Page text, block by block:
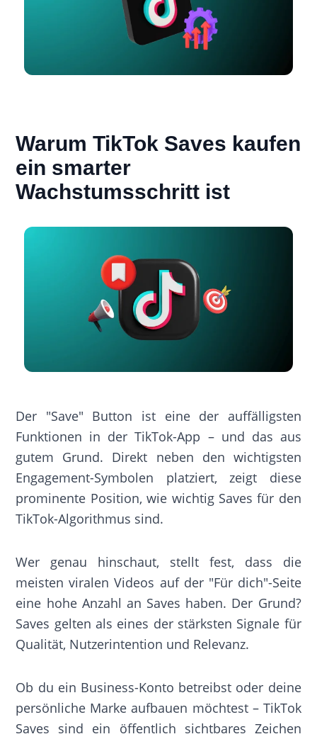
Warum TikTok Saves kaufen
ein smarter
Wachstumsschritt ist
Der "Save" Button ist eine der auffälligsten
Funktionen in der TikTok-App – und das aus
gutem Grund. Direkt neben den wichtigsten
Engagement-Symbolen platziert, zeigt diese
prominente Position, wie wichtig Saves für den
TikTok-Algorithmus sind.
Wer genau hinschaut, stellt fest, dass die
meisten viralen Videos auf der "Für dich"-Seite
eine hohe Anzahl an Saves haben. Der Grund?
Saves gelten als eines der stärksten Signale für
Qualität, Nutzerintention und Relevanz.
Ob du ein Business-Konto betreibst oder deine
persönliche Marke aufbauen möchtest – TikTok
Saves sind ein öffentlich sichtbares Zeichen